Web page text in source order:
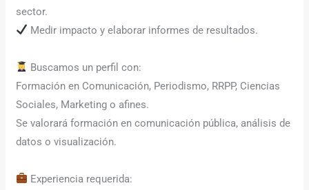
sector.
Medir impacto y elaborar informes de resultados.
Buscamos un perfil con:
Formación en Comunicación, Periodismo, RRPP, Ciencias
Sociales, Marketing o afines.
Se valorará formación en comunicación pública, análisis de
datos o visualización.
Experiencia requerida: